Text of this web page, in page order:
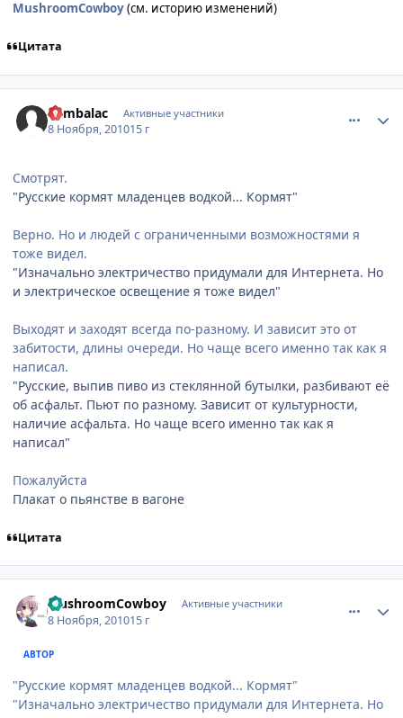
MushroomCowboy(см. историю изменений)
Цитата
Rambalac Активные участники
8 Ноября, 201015 г
Смотрят.
"Русские кормят младенцев водкой... Кормят"
Верно. Но и людей с ограниченными возможностями я
тоже видел.
"Изначально электричество придумали для Интернета. Но
и электрическое освещение я тоже видел"
Выходят и заходят всегда по-разному. И зависит это от
забитости, длины очереди. Но чаще всего именно так как я
написал.
"Русские, выпив пиво из стеклянной бутылки, разбивают её
об асфальт. Пьют по разному. Зависит от культурности,
наличие асфальта. Но чаще всего именно так как я
написал"
Пожалуйста
Плакат о пьянстве в вагоне
Цитата
MushroomCowboy Активные участники
8 Ноября, 201015 г
АВТОР
"Русские кормят младенцев водкой... Кормят"
"Изначально электричество придумали для Интернета. Но